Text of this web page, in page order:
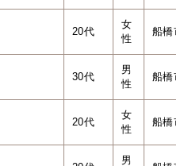
20代
女
性
船橋市
30代
男
性
船橋市
20代
女
性
船橋市
男